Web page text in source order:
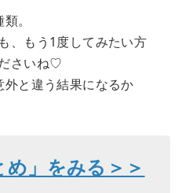
。
、もう1度してみたい方
さいね♡
外と違う結果になるか
め」をみる＞＞